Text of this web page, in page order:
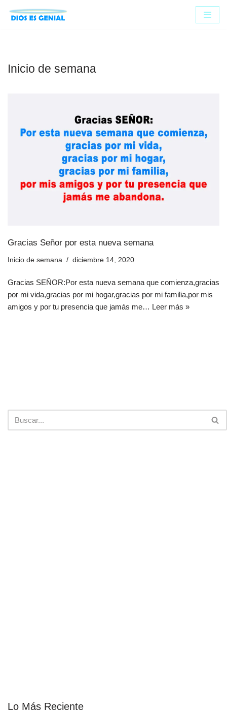
Inicio de semana
Gracias Señor por esta nueva semana
Inicio de semana diciembre 14, 2020
Gracias SEÑOR:Por esta nueva semana que comienza,gracias
por mi vida,gracias por mi hogar,gracias por mi familia,por mis
amigos y por tu presencia que jamás me… Leer más »
Lo Más Reciente